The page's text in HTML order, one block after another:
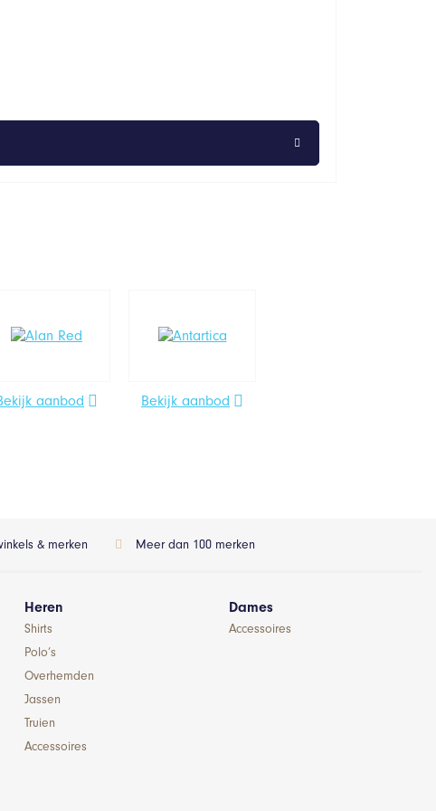
aanbod Bekijk aanbod
& merken Meer dan 100 merken
Heren
Shirts
Polo’s
Overhemden
Jassen
Truien
Accessoires
Dames
Accessoires